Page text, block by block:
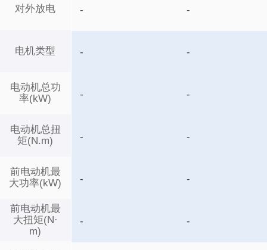
对外放电
电机类型
电动机总功
率(kW)
电动机总扭
矩(N.m)
前电动机最
大功率(kW)
前电动机最
大扭矩(N·
m)
- -
- -
- -
- -
- -
- -